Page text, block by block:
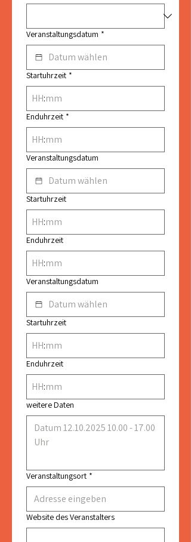
Veranstaltungsdatum *
Startuhrzeit *
:
Enduhrzeit *
:
Veranstaltungsdatum
Startuhrzeit
:
Enduhrzeit
:
Veranstaltungsdatum
Startuhrzeit
:
Enduhrzeit
:
weitere Daten
Veranstaltungsort *
Website des Veranstalters